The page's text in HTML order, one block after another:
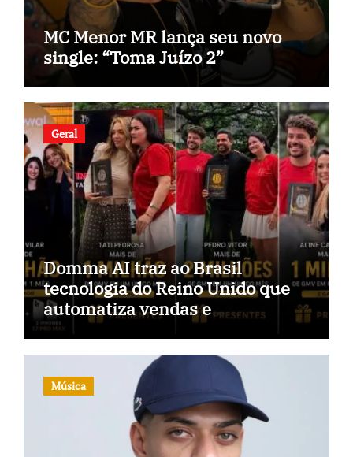
MC Menor MR lança seu novo
single: “Toma Juízo 2”
Geral
Domma AI traz ao Brasil
tecnologia do Reino Unido que
automatiza vendas e
inteligência no TikTok Shop
Música